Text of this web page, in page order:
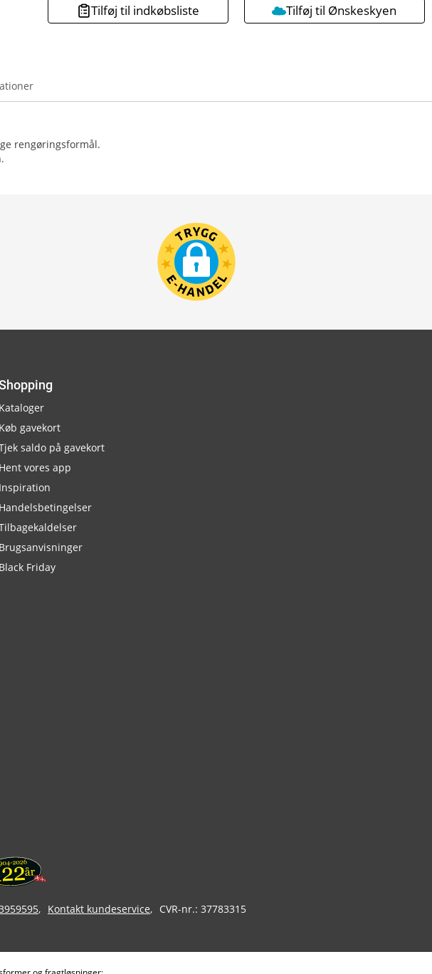
Tilføj til indkøbsliste Tilføj til Ønskeskyen
rengøringsformål.
Kataloger
Køb gavekort
saldo på gavekort
Hent vores app
Inspiration
Handelsbetingelser
Brugsanvisninger
Black Friday
Kontakt kundeservice CVR-nr.: 37783315